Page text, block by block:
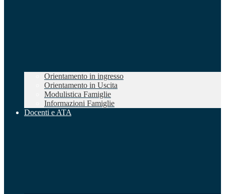
Orientamento in ingresso
Orientamento in Uscita
Modulistica Famiglie
Informazioni Famiglie
Docenti e ATA